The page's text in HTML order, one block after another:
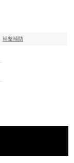
補整補助